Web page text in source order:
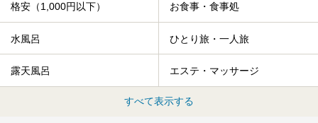
格安（1,000円以下） お食事・食事処
水風呂 ひとり旅・一人旅
露天風呂 エステ・マッサージ
すべて表示する